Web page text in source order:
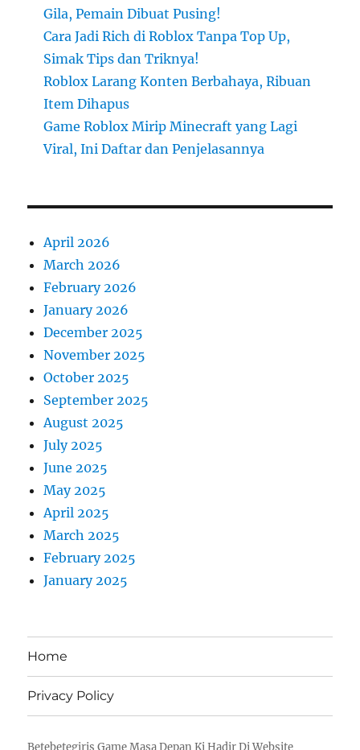
Gila, Pemain Dibuat Pusing!
Cara Jadi Rich di Roblox Tanpa Top Up,
Simak Tips dan Triknya!
Roblox Larang Konten Berbahaya, Ribuan
Item Dihapus
Game Roblox Mirip Minecraft yang Lagi
Viral, Ini Daftar dan Penjelasannya
April 2026
March 2026
February 2026
January 2026
December 2025
November 2025
October 2025
September 2025
August 2025
July 2025
June 2025
May 2025
April 2025
March 2025
February 2025
January 2025
Home
Privacy Policy
Betebetegiris Game Masa Depan Ki Hadir Di Website